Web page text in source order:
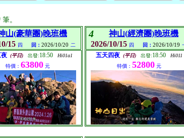
9月
9月
10月
10月
10月
10月
10月
10月
10月
10月
10月
筆。
山(豪華團)晚班機
15 四 回： 2026/10/20 二
(平日) 出發:18:50
Hi01a1
特價： 63800 元
4
神山(經濟團)晚班機
2026/10/15 四 回： 2026/10/19
五天四夜 (平日) 出發:18:50
Hi011
特價： 52800 元